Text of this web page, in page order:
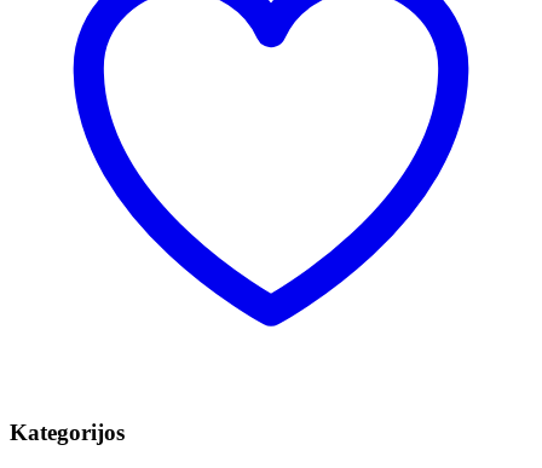
Kategorijos